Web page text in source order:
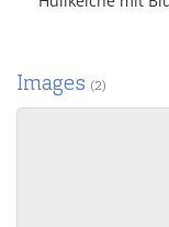
Images (2)